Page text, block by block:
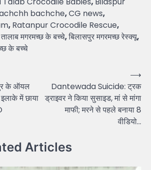
bachche,CG news,
, Ratanpur Crocodile Rescue,
तालाब मगरमच्छ के बच्चे,बिलासपुर मगरमच्छ रेस्क्यू,
के बच्चे
के ऑयल
में छाया
Dantewada Suicide: ट्रक
ड्राइवर ने किया सुसाइड, मां से मांगा
माफी; मरने से पहले बनाया 8
वीडियो…
⟶
Articles